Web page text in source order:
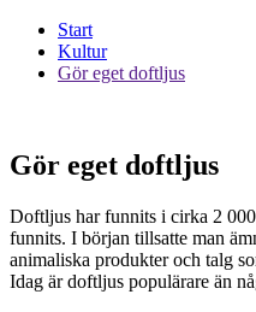
Start
Kultur
Gör eget doftljus
Gör eget doftljus
Doftljus har funnits i cirka 2
funnits. I början tillsatte man
animaliska produkter och talg
Idag är doftljus populärare än